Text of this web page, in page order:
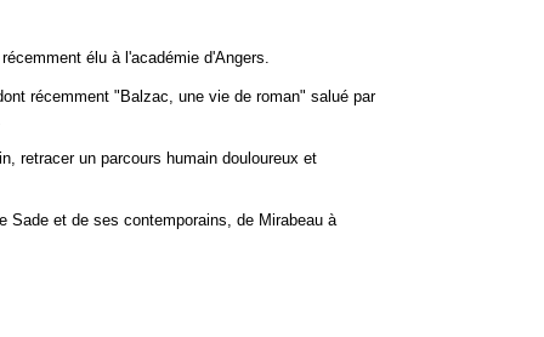
élu à l'académie d'Angers.
récemment "Balzac, une vie de roman" salué par
retracer un parcours humain douloureux et
Sade et de ses contemporains, de Mirabeau à